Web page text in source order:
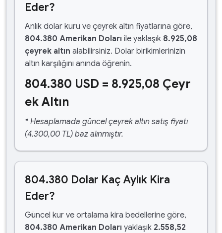
Eder?
Anlık dolar kuru ve çeyrek altın fiyatlarına göre,
804.380 Amerikan Doları ile yaklaşık 8.925,08
çeyrek altın alabilirsiniz. Dolar birikimlerinizin
altın karşılığını anında öğrenin.
804.380 USD = 8.925,08 Çeyr
ek Altın
* Hesaplamada güncel çeyrek altın satış fiyatı
(4.300,00 TL) baz alınmıştır.
804.380 Dolar Kaç Aylık Kira
Eder?
Güncel kur ve ortalama kira bedellerine göre,
804.380 Amerikan Doları yaklaşık 2.558,52